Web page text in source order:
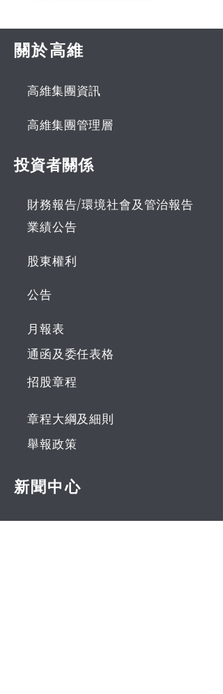
關於高維
高維集團資訊
高維集團管理層
投資者關係
財務報告/環境社會及管治報告
業績公告
股東權利
公告
月報表
通函及委任表格
招股章程
章程大綱及細則
舉報政策
新聞中心